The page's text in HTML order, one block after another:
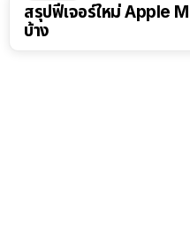
สรุปฟีเจอร์ใหม่ Apple
บ้าง